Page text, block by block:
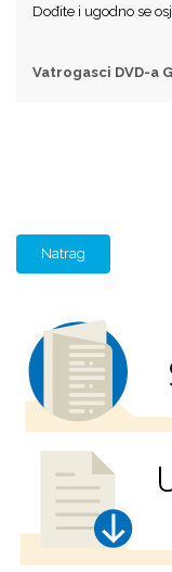
Dođite i ugodno se
Vatrogasci DVD-a
Natrag